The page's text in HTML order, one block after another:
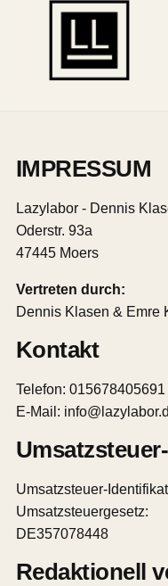
IMPRESSUM
Lazylabor - Dennis
Oderstr. 93a
47445 Moers
Vertreten durch:
Dennis Klasen & Emre
Kontakt
Telefon: 015678405691
E-Mail:
Umsatzsteuer-
Umsatzsteuergesetz:
DE357078448
Redaktionell